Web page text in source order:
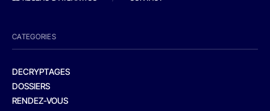
CATEGORIES
DECRYPTAGES
DOSSIERS
RENDEZ-VOUS